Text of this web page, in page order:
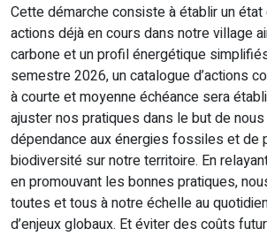
Cette démarche consiste à établir un
actions déjà en cours dans notre village
carbone et un profil énergétique
semestre 2026, un catalogue d’actions
à courte et moyenne échéance sera
ajuster nos pratiques dans le but de
dépendance aux énergies fossiles et de
biodiversité sur notre territoire. En
en promouvant les bonnes pratiques,
toutes et tous à notre échelle au
d’enjeux globaux. Et éviter des coûts